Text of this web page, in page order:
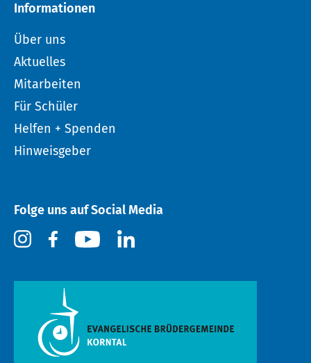
Informationen
Über uns
Aktuelles
Mitarbeiten
Für Schüler
Helfen + Spenden
Hinweisgeber
Folge uns auf Social Media